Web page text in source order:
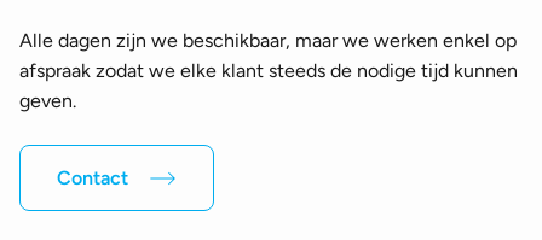
Alle dagen zijn we beschikbaar, maar we werken enkel op
afspraak zodat we elke klant steeds de nodige tijd kunnen
geven.
Contact